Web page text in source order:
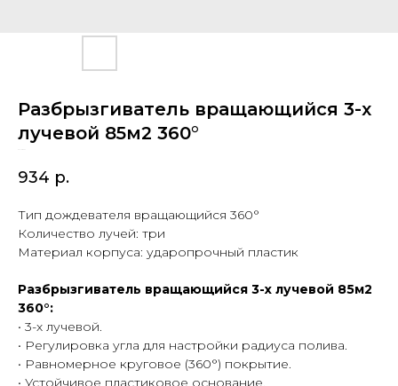
Разбрызгиватель вращающийся 3-х
лучевой 85м2 360°
934 р.
Тип дождевателя вращающийся 360°
Количество лучей: три
Материал корпуса: ударопрочный пластик
Разбрызгиватель вращающийся 3-х лучевой 85м2
360°:
• 3-х лучевой.
• Регулировка угла для настройки радиуса полива.
• Равномерное круговое (360°) покрытие.
• Устойчивое пластиковое основание.